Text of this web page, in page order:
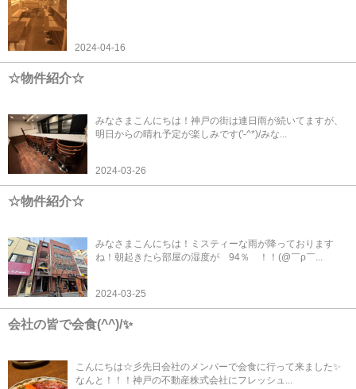
2024-04-16
☆物件紹介☆
みなさまこんにちは！神戸の街は連日雨が続いてますが、
明日からの晴れ予定が楽しみです('-^*)/みな...
2024-03-26
☆物件紹介☆
みなさまこんにちは！ミスティーな雨が降っております
ね！朝起きたら部屋の湿度が 94％ ！！(@￣ρ￣...
2024-03-25
会社の皆で会食(^^)/✨
こんにちは☆彡先日会社のメンバーで会食に行って来ました✨
なんと！！！神戸の不動産株式会社にフレッシュ...